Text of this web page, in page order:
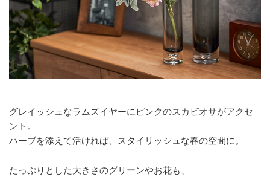
グレイッシュなラムズイヤーにピンクのスカビオサがアクセ
ント。
ハーブを添えて活ければ、スタイリッシュな春の空間に。
たっぷりとした大きさのグリーンやお花も、